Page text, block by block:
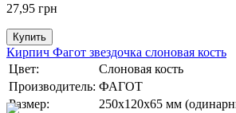
27,95 грн
Купить
Кирпич Фагот звездочка слоновая кость
Цвет:
Слоновая кость
Производитель: ФАГОТ
Размер:
250х120х65 мм